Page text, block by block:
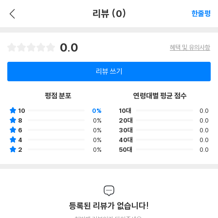
리뷰 (0) 한줄평
0.0 혜택 및 유의사항
리뷰 쓰기
평점 분포
10
0%
8
0%
6
0%
4
0%
2
0%
연령대별 평균 점수
10대
0.0
20대
0.0
30대
0.0
40대
0.0
50대
0.0
등록된 리뷰가 없습니다!